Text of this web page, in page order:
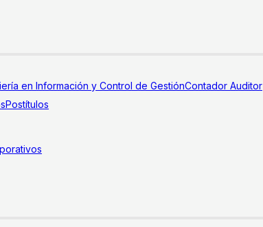
en Información y Control de GestiónContador Auditor
Postítulos